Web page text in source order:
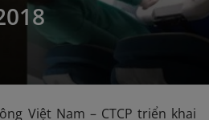
Việt Nam – CTCP triển khai